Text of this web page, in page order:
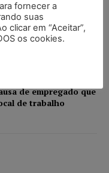
compra de veículos
autistas de todos os
de empregado que
de trabalho
fornecer a
suas
clicar em “Aceitar”,
os cookies.